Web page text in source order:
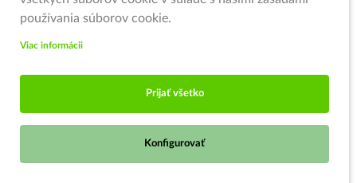
používania súborov cookie.
Viac informácii
Prijať všetko
Konfigurovať